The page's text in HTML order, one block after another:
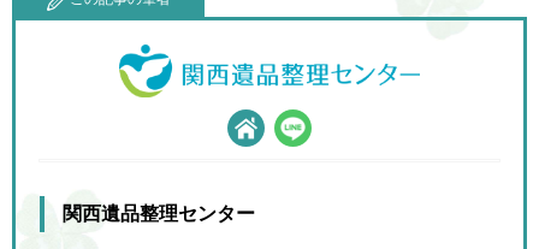
関西遺品整理センター